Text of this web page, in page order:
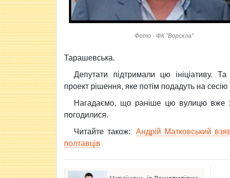
Фото - ФК "Ворскла"
Тарашевська.
Депутати підтримали цю ініціативу.
проект рішення, яке потім подадуть на сесію
Нагадаємо, що раніше цю вулицю вже
погодилися.
Читайте також:
Андрій Матковський
полтавців